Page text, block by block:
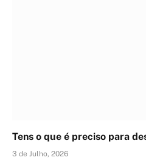
Tens o que é preciso para
3 de Julho, 2026